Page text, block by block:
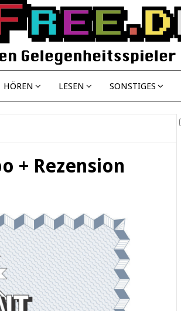
HÖREN LESEN SONSTIGES
+ Rezension